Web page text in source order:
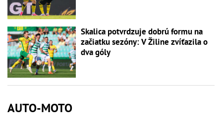
Skalica potvrdzuje dobrú formu na
začiatku sezóny: V Žiline zvíťazila o
dva góly
AUTO-MOTO